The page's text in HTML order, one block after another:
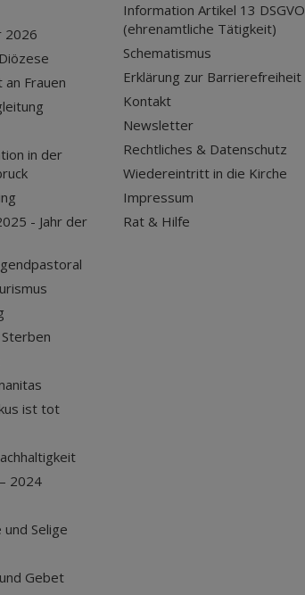
2026
an Frauen
in der
- Jahr der
ist tot
2024
Selige
Gebet
Information Artikel 13 DSGVO
(ehrenamtliche Tätigkeit)
Schematismus
Erklärung zur Barrierefreiheit
Kontakt
Newsletter
Rechtliches & Datenschutz
Wiedereintritt in die Kirche
Impressum
Rat & Hilfe